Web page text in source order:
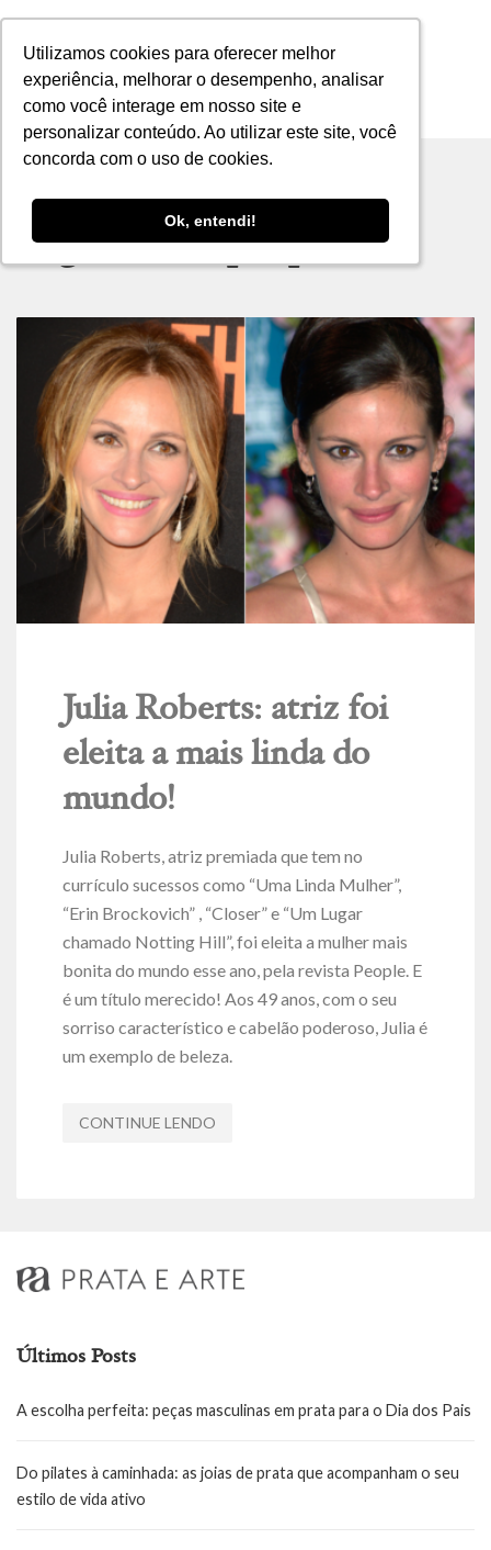
Utilizamos cookies para oferecer melhor
experiência, melhorar o desempenho, analisar
como você interage em nosso site e
personalizar conteúdo. Ao utilizar este site, você
concorda com o uso de cookies.
Ok, entendi!
Utilizamos cookies para oferecer melhor
experiência, melhorar o desempenho, analisar
como você interage em nosso site e
personalizar conteúdo. Ao utilizar este site, você
concorda com o uso de cookies.
Ok, entendi!
MENU
Tag archive: people
Julia Roberts: atriz foi
eleita a mais linda do
mundo!
Julia Roberts, atriz premiada que tem no
currículo sucessos como “Uma Linda Mulher”,
“Erin Brockovich” , “Closer” e “Um Lugar
chamado Notting Hill”, foi eleita a mulher mais
bonita do mundo esse ano, pela revista People. E
é um título merecido! Aos 49 anos, com o seu
sorriso característico e cabelão poderoso, Julia é
um exemplo de beleza.
CONTINUE LENDO
Últimos Posts
A escolha perfeita: peças masculinas em prata para o Dia dos Pais
Do pilates à caminhada: as joias de prata que acompanham o seu
estilo de vida ativo